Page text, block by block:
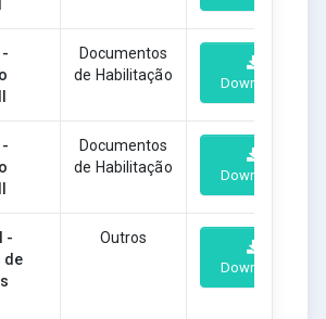
-
Documentos
de Habilitação
Download
-
Documentos
de Habilitação
Download
-
de
Outros
Download